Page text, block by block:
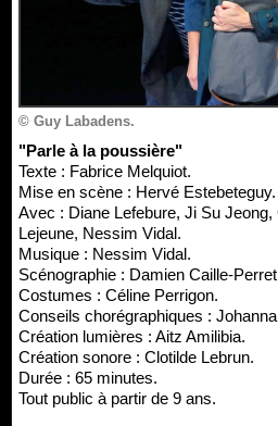
© Guy Labadens.
"Parle à la poussière"
Texte : Fabrice Melquiot.
Mise en scène : Hervé Estebeteguy.
Avec : Diane Lefebure, Ji Su
Lejeune, Nessim Vidal.
Musique : Nessim Vidal.
Scénographie : Damien Caille-
Costumes : Céline Perrigon.
Conseils chorégraphiques :
Création lumières : Aitz Amilibia.
Création sonore : Clotilde Lebrun.
Durée : 65 minutes.
Tout public à partir de 9 ans.